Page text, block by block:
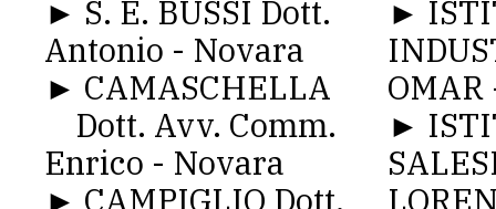
► S. E. BUSSI Dott.
Antonio - Novara
► CAMASCHELLA
Dott. Avv. Comm.
Enrico - Novara
► CAMPIGLIO Dott.
►
►